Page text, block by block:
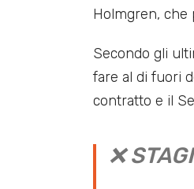
Holmgren, che
Secondo gli
fare al di fuori
contratto e il
❌